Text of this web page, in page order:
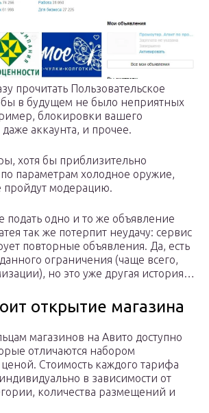
прочитать Пользовательское
в будущем не было неприятных
блокировки вашего
аккаунта, и прочее.
хотя бы приблизительно
параметрам холодное оружие,
пройдут модерацию.
подать одно и то же объявление
так же потерпит неудачу: сервис
повторные объявления. Да, есть
ограничения (чаще всего,
но это уже другая история…
открытие магазина
магазинов на Авито доступно
отличаются набором
Стоимость каждого тарифа
в зависимости от
количества размещений и